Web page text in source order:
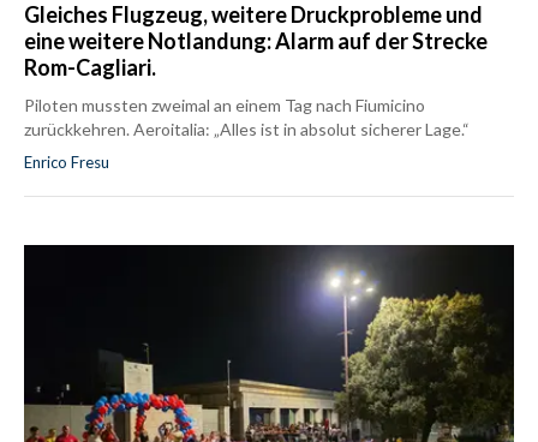
Gleiches Flugzeug, weitere Druckprobleme und
eine weitere Notlandung: Alarm auf der Strecke
Rom-Cagliari.
Piloten mussten zweimal an einem Tag nach Fiumicino
zurückkehren. Aeroitalia: „Alles ist in absolut sicherer Lage.“
Enrico Fresu